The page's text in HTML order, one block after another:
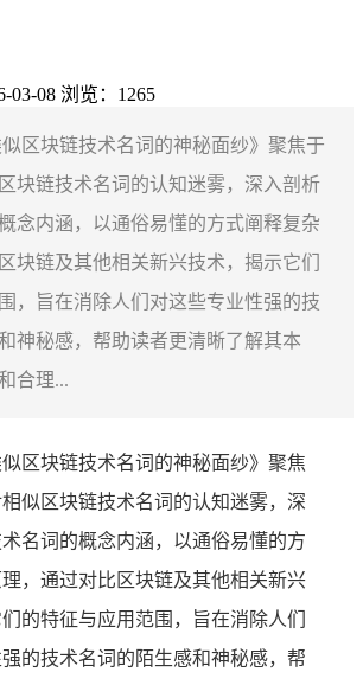
03-08 浏览：1265
似区块链技术名词的神秘面纱》聚焦于
块链技术名词的认知迷雾，深入剖析
念内涵，以通俗易懂的方式阐释复杂
块链及其他相关新兴技术，揭示它们
，旨在消除人们对这些专业性强的技
神秘感，帮助读者更清晰了解其本
合理...
似区块链技术名词的神秘面纱》聚焦
似区块链技术名词的认知迷雾，深
名词的概念内涵，以通俗易懂的方
，通过对比区块链及其他相关新兴
的特征与应用范围，旨在消除人们
的技术名词的陌生感和神秘感，帮